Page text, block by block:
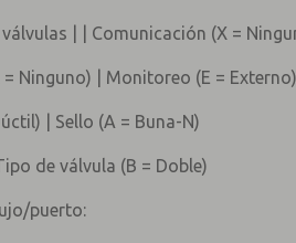
| | Comunicación (X =
Ninguno) | Monitoreo (E =
| Sello (A = Buna-N)
de válvula (B = Doble)
puerto: